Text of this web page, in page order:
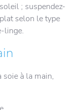
; suspendez-
selon le type
linge.
soie à la main,